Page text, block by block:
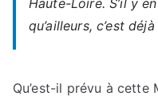
qu’ailleurs, c’est
Qu’est-il prévu à cette